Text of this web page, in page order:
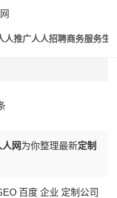
人推广人人招聘商务服务生
网为你整理最新定制
百度 企业 定制公司